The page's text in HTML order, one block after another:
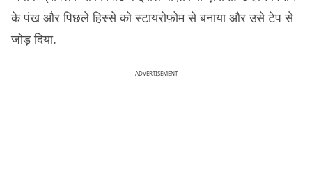
के पंख और पिछले हिस्से को स्टायरोफ़ोम से बनाया और उसे टेप से
जोड़ दिया.
ADVERTISEMENT